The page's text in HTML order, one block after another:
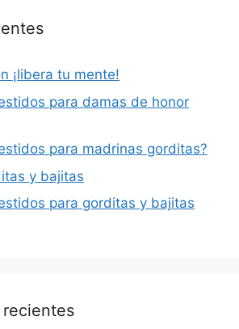
¡libera tu mente!
para damas de honor
para madrinas gorditas?
y bajitas
para gorditas y bajitas